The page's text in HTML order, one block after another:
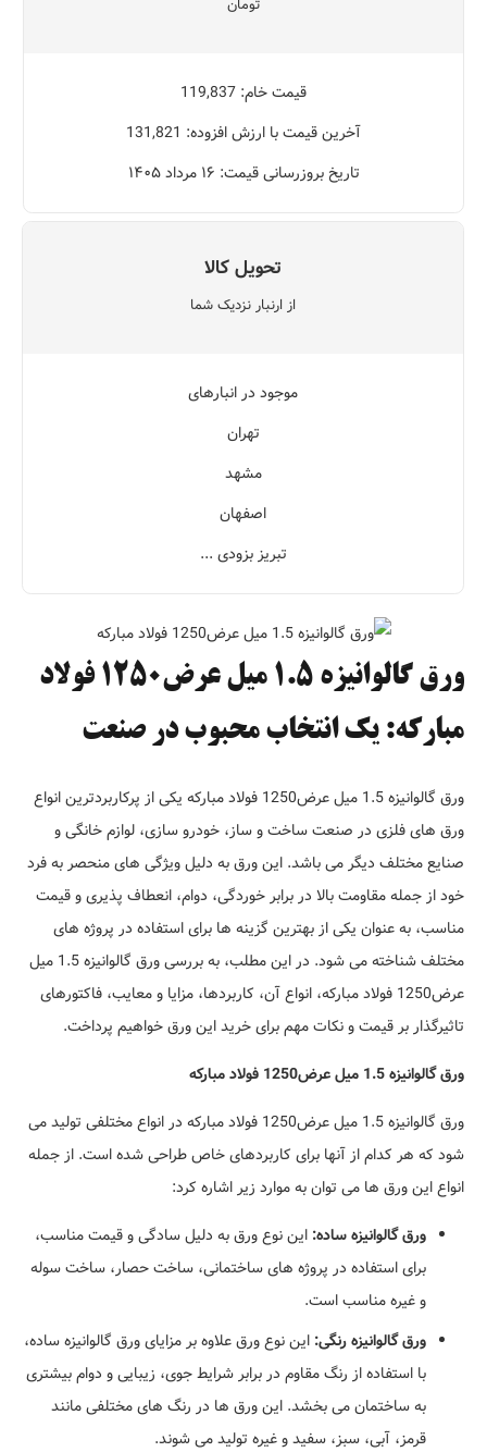
تومان
قیمت خام: 119,837
آخرین قیمت با ارزش افزوده: 131,821
تاریخ بروزرسانی قیمت: ۱۶ مرداد ۱۴۰۵
تحویل کالا
از ارنبار نزدیک شما
موجود در انبارهای
تهران
مشهد
اصفهان
تبریز بزودی ...
ورق گالوانیزه 1.5 میل عرض1250 فولاد
مبارکه: یک انتخاب محبوب در صنعت
ورق گالوانیزه 1.5 میل عرض1250 فولاد مبارکه یکی از پرکاربردترین انواع
ورق های فلزی در صنعت ساخت و ساز، خودرو سازی، لوازم خانگی و
صنایع مختلف دیگر می باشد. این ورق به دلیل ویژگی های منحصر به فرد
خود از جمله مقاومت بالا در برابر خوردگی، دوام، انعطاف پذیری و قیمت
مناسب، به عنوان یکی از بهترین گزینه ها برای استفاده در پروژه های
مختلف شناخته می شود. در این مطلب، به بررسی ورق گالوانیزه 1.5 میل
عرض1250 فولاد مبارکه، انواع آن، کاربردها، مزایا و معایب، فاکتورهای
تاثیرگذار بر قیمت و نکات مهم برای خرید این ورق خواهیم پرداخت.
ورق گالوانیزه 1.5 میل عرض1250 فولاد مبارکه
ورق گالوانیزه 1.5 میل عرض1250 فولاد مبارکه در انواع مختلفی تولید می
شود که هر کدام از آنها برای کاربردهای خاص طراحی شده است. از جمله
انواع این ورق ها می توان به موارد زیر اشاره کرد:
ورق گالوانیزه ساده: این نوع ورق به دلیل سادگی و قیمت مناسب،
برای استفاده در پروژه های ساختمانی، ساخت حصار، ساخت سوله
و غیره مناسب است.
ورق گالوانیزه رنگی: این نوع ورق علاوه بر مزایای ورق گالوانیزه ساده،
با استفاده از رنگ مقاوم در برابر شرایط جوی، زیبایی و دوام بیشتری
به ساختمان می بخشد. این ورق ها در رنگ های مختلفی مانند
قرمز، آبی، سبز، سفید و غیره تولید می شوند.